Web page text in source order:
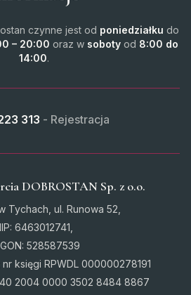
czynne jest od poniedziałku do
– 20:00 oraz w sobotyod 8:00 do
14:00.
313 - Rejestracja
DOBROSTAN Sp. z o.o.
Tychach, ul. Runowa 52,
6463012741,
528587539
nr księgi RPWDL 000000278191
2004 0000 3502 8484 8867